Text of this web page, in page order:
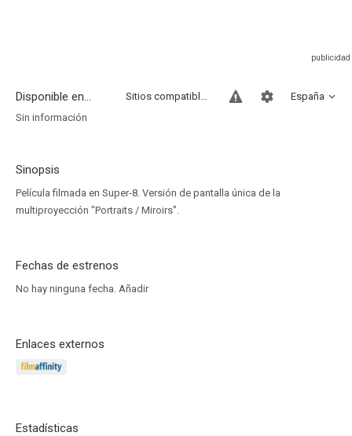
Disponible en... España
Sitios compatibles
Sin información
Sinopsis
Película filmada en Super-8. Versión de pantalla única de la
multiproyección "Portraits / Miroirs".
Fechas de estrenos
No hay ninguna fecha. Añadir
Enlaces externos
Estadísticas